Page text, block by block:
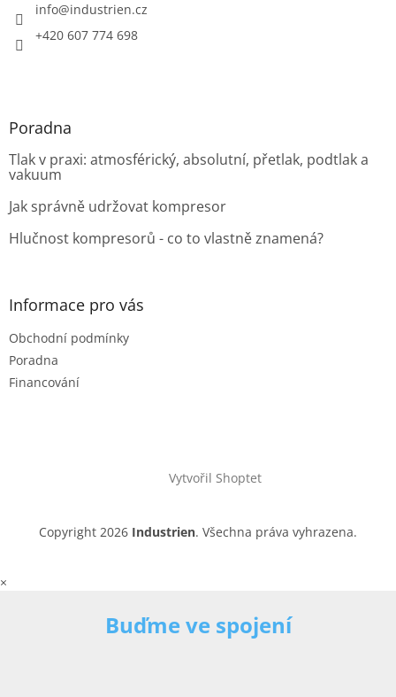
info@industrien.cz
+420 607 774 698
Poradna
Tlak v praxi: atmosférický, absolutní, přetlak, podtlak a
vakuum
Jak správně udržovat kompresor
Hlučnost kompresorů - co to vlastně znamená?
Informace pro vás
Obchodní podmínky
Poradna
Financování
Vytvořil Shoptet
Copyright 2026 Industrien. Všechna práva vyhrazena.
×
Buďme ve spojení